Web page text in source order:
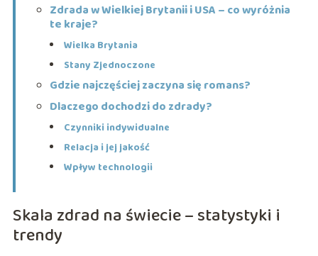
Zdrada w Wielkiej Brytanii i USA – co wyróżnia
te kraje?
Wielka Brytania
Stany Zjednoczone
Gdzie najczęściej zaczyna się romans?
Dlaczego dochodzi do zdrady?
Czynniki indywidualne
Relacja i jej jakość
Wpływ technologii
Skala zdrad na świecie – statystyki i
trendy